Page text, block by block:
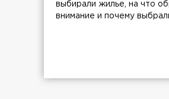
выбирали жилье, на что
внимание и почему